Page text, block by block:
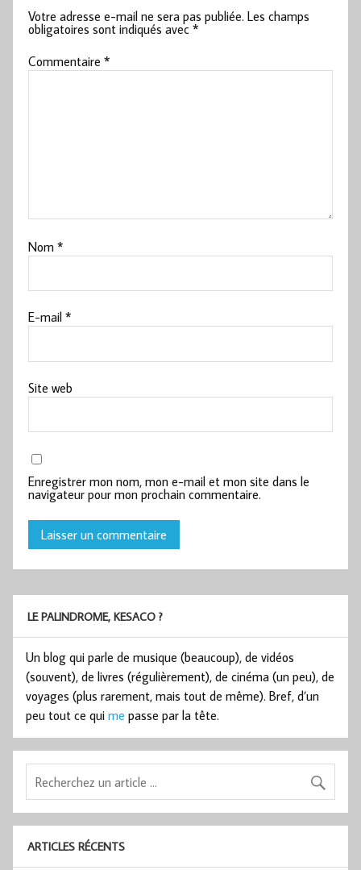
Votre adresse e-mail ne sera pas publiée. Les champs
obligatoires sont indiqués avec*
Commentaire*
Nom*
E-mail*
Site web
Enregistrer mon nom, mon e-mail et mon site dans le
navigateur pour mon prochain commentaire.
LE PALINDROME, KESACO ?
Un blog qui parle de musique (beaucoup), de vidéos
(souvent), de livres (régulièrement), de cinéma (un peu), de
voyages (plus rarement, mais tout de même). Bref, d’un
peu tout ce qui me passe par la tête.
ARTICLES RÉCENTS